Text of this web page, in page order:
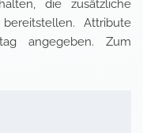
die zusätzliche
Attribute
angegeben. Zum